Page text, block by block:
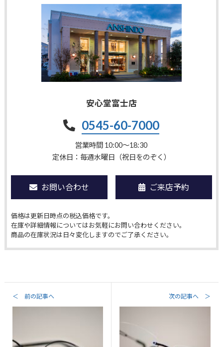
安心堂富士店
0545-60-7000
営業時間 10:00〜18:30
定休日：毎週水曜日（祝日をのぞく）
お問い合わせ ご来店予約
価格は更新日時点の税込価格です。
在庫や詳細情報についてはお気軽にお問い合わせください。
商品の在庫状況は日々変化しますのでご了承ください。
＜ 前の記事へ 次の記事へ ＞